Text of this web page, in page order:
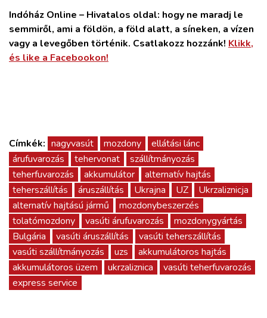
Indóház Online – Hivatalos oldal: hogy ne maradj le
semmiről, ami a földön, a föld alatt, a síneken, a vízen
vagy a levegőben történik. Csatlakozz hozzánk! Klikk,
és like a Facebookon!
Címkék: nagyvasút mozdony
ellátási lánc
árufuvarozás
tehervonat
szállítmányozás
teherfuvarozás
akkumulátor
alternatív hajtás
teherszállítás
áruszállítás Ukrajna UZ
Ukrzaliznicja
alternatív hajtású jármű
mozdonybeszerzés
tolatómozdony
vasúti árufuvarozás
mozdonygyártás
Bulgária
vasúti áruszállítás
vasúti teherszállítás
vasúti szállítmányozás
uzs
akkumulátoros hajtás
akkumulátoros üzem
ukrzaliznica
vasúti teherfuvarozás
express service